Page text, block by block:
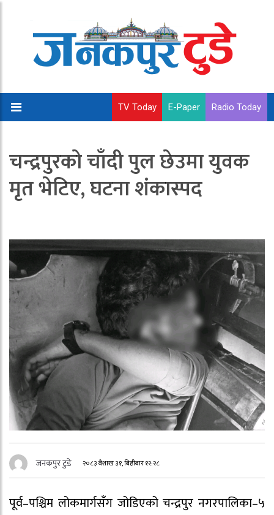
TV Today E-Paper Radio Today
चन्द्रपुरको चाँदी पुल छेउमा युवक
मृत भेटिए, घटना शंकास्पद
जनकपुर टुडे २०८३ बैशाख ३१, बिहीबार १२:२८
पूर्व–पश्चिम लोकमार्गसँग जोडिएको चन्द्रपुर नगरपालिका–५